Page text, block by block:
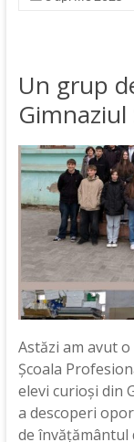
Un grup
Astăzi am avut
Școala
elevi curioși din
a descoperi
de învățământul